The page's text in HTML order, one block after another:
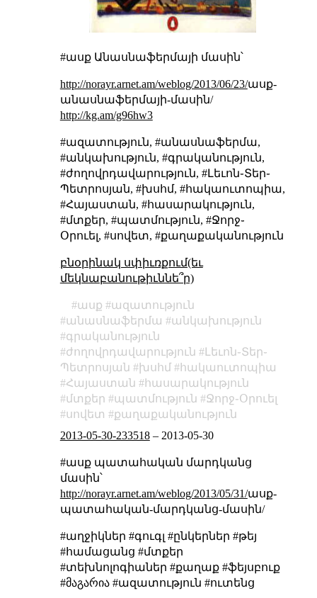
#ասք Անասնաֆերմայի մասին՝
http://norayr.arnet.am/weblog/2013/06/23/ասք-
անասնաֆերմայի-մասին/
http://kg.am/g96hw3
#ազատություն, #անասնաֆերմա,
#անկախություն, #գրականություն,
#ժողովրդավարություն, #Լեւոն֊Տեր֊
Պետրոսյան, #խսհմ, #հակաուտոպիա,
#Հայաստան, #հասարակություն,
#մտքեր, #պատմություն, #Ջորջ֊
Օրուել, #սովետ, #քաղաքականություն
բնօրինակ սփիւռքում(եւ
մեկնաբանութիւննե՞ր)
ասք
ազատություն
անասնաֆերմա
անկախություն
գրականություն
ժողովրդավարություն
Լեւոն֊Տեր֊
Պետրոսյան
խսհմ
հակաուտոպիա
Հայաստան
հասարակություն
մտքեր
պատմություն
Ջորջ֊Օրուել
սովետ
քաղաքականություն
2013-05-30-233518– 2013-05-30
#ասք պատահական մարդկանց
մասին՝
http://norayr.arnet.am/weblog/2013/05/31/ասք-
պատահական-մարդկանց-մասին/
#աղջիկներ #գուգլ #ընկերներ #թեյ
#համացանց #մտքեր
#տեխնոլոգիաներ #քաղաք #ֆեյսբուք
#მაგარია #ազատություն #ուտենց